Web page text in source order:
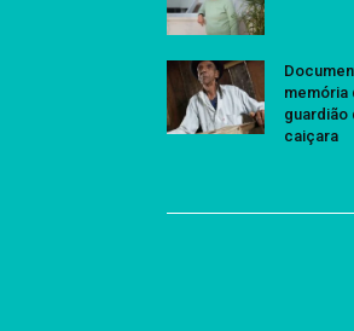
memória
guardião
caiçara